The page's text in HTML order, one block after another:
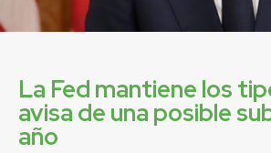
La Fed mantiene los
avisa de una posible
año